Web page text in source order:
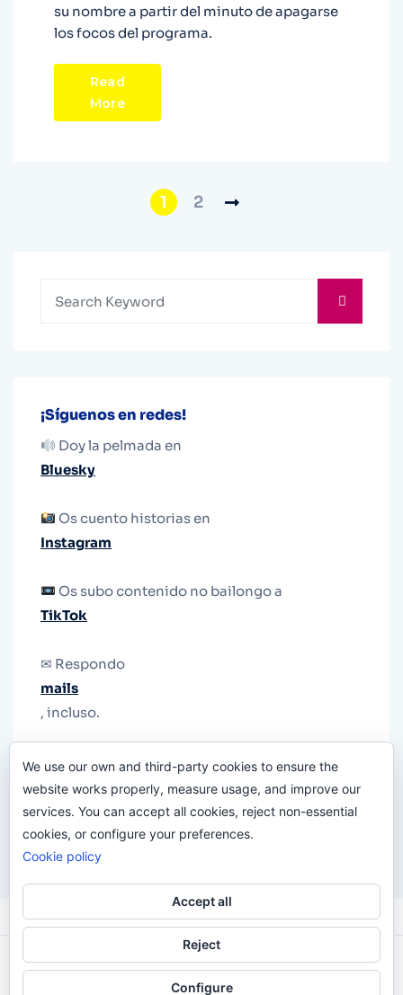
su nombre a partir del minuto de apagarse
los focos del programa.
Read
More
1 2
¡Síguenos en redes!
Doy la pelmada en
Bluesky
Os cuento historias en
Instagram
Os subo contenido no bailongo a
TikTok
✉ Respondo
mails
, incluso.
le quiten el teléfono.
Odi O'Malley © 2016-2025. Todos Los Derechos
Reservados.
We use our own and third-party cookies to ensure the
website works properly, measure usage, and improve our
services. You can accept all cookies, reject non-essential
cookies, or configure your preferences.
Cookie policy
Accept all
Reject
Configure